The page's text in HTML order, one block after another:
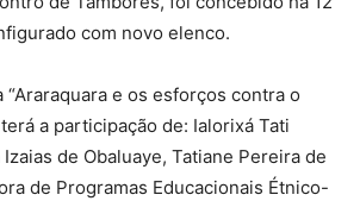
com novo elenco.
“Araraquara e os esforços contra o
a participação de: Ialorixá Tati
de Obaluaye, Tatiane Pereira de
de Programas Educacionais Étnico-